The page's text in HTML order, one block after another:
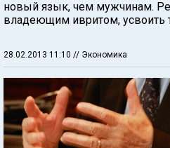
новый язык, чем мужчинам.
владеющим ивритом, усвоить
28.02.2013 11:10 // Экономика